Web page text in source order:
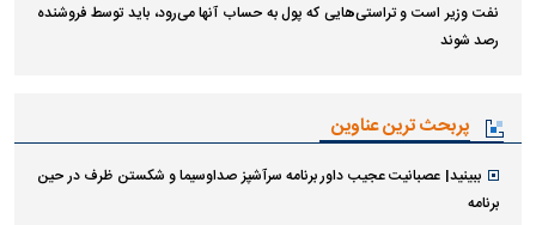
نفت وزیر است و تراستی‌هایی که پول به حساب آنها می‌رود، باید توسط فروشنده
رصد شوند
پربحث ترین عناوین
ببینید| عصبانیت عجیب داور برنامه سرآشپز صداوسیما و شکستن ظرف در حین
برنامه